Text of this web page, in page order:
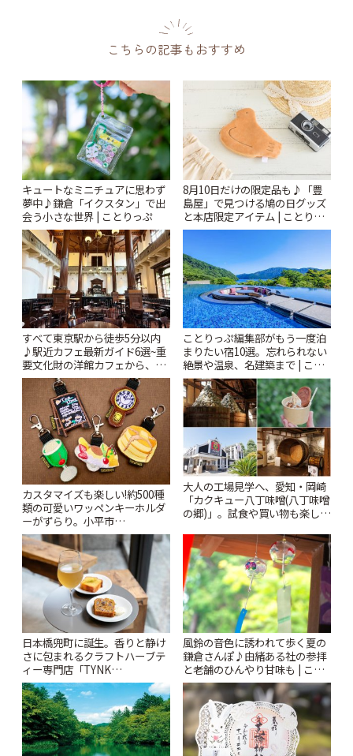
こちらの記事もおすすめ
キュートなミニチュアに思わず
夢中♪鎌倉「イクスタン」で出
会う小さな世界 | ことりっぷ
8月10日だけの限定品も♪「豊
島屋」で見つける鳩の日グッズ
と本店限定アイテム | ことりっ
ぷ
すべて東京駅から徒歩5分以内
♪駅近カフェ最新ガイド6選~重
要文化財の洋館カフェから、改
札すぐのレトロ喫茶まで~ | こと
りっぷ
ことりっぷ編集部がもう一度泊
まりたい宿10選。忘れられない
絶景や温泉、名建築まで | こと
りっぷ
カスタマイズも楽しい!約500種
類の可愛いワッペンキーホルダ
ーがずらり。小平市
「Kimamaya T&K」 | ことりっ
ぷ
大人の工場見学へ、愛知・岡崎
「カクキュー八丁味噌(八丁味噌
の郷)」。試食や買い物も楽しみ
日本橋兜町に誕生。香りと静け
さに包まれるクラフトハーブテ
ィー専門店「TYNK
Kabutocho」 | ことりっぷ
風鈴の音色に誘われて歩く夏の
鎌倉さんぽ♪由緒ある社の参拝
と老舗のひんやり甘味も | こと
りっぷ